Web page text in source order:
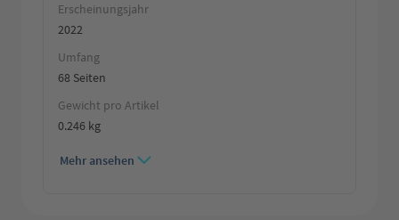
Erscheinungsjahr
2022
Umfang
68 Seiten
Gewicht pro Artikel
0.246 kg
Mehr ansehen